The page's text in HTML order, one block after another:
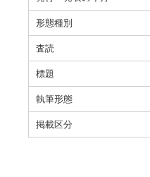
形態種別
査読
標題
執筆形態
掲載区分